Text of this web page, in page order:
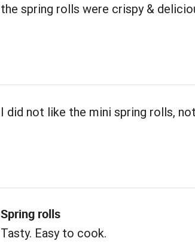
the spring rolls were crispy &
I did not like the mini spring rolls,
Spring rolls
Tasty. Easy to cook.